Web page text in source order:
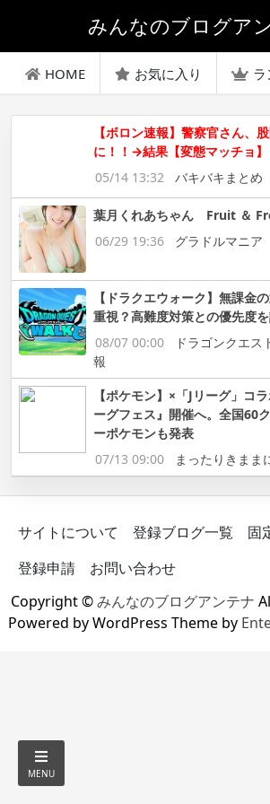
みんなのブログア
HOME お気に入り
【ボロン速報】警察官さん、
に！！→結果【変態マッチョ】
05/14 13:32
バキバキまとめ
葉月くれあちゃん Fruit ＆
06/29 19:36
グラドルマニア
【ドラクエウォーク】無課金
重視？高難度対策との優先度
08/07 00:00
ドラゴンクエス
報
【ポケモン】×「Jリーグ」コ
ーグフェス』開催へ。全国60
ーポケモンも発表
07/13 09:00
まったりきまま
サイトについて 登録ブログ一覧
固
登録申請
お問い合わせ
Copyright ©みんなのブログアンテナ
Powered by WordPress Theme by
MENU